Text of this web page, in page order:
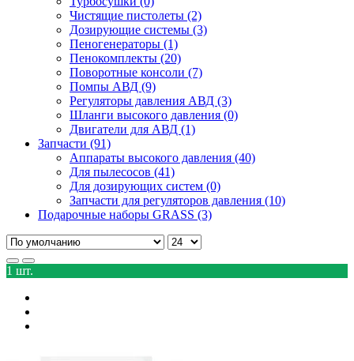
Чистящие пистолеты (2)
Дозирующие системы (3)
Пеногенераторы (1)
Пенокомплекты (20)
Поворотные консоли (7)
Помпы АВД (9)
Регуляторы давления АВД (3)
Шланги высокого давления (0)
Двигатели для АВД (1)
Запчасти (91)
Аппараты высокого давления (40)
Для пылесосов (41)
Для дозирующих систем (0)
Запчасти для регуляторов давления (10)
Подарочные наборы GRASS (3)
1 шт.